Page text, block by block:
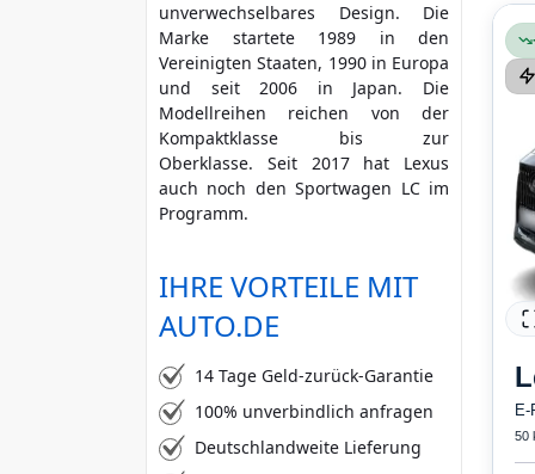
unverwechselbares Design. Die
Marke startete 1989 in den
Vereinigten Staaten, 1990 in Europa
und seit 2006 in Japan. Die
Modellreihen reichen von der
Kompaktklasse bis zur
Oberklasse. Seit 2017 hat Lexus
auch noch den Sportwagen LC im
Programm.
IHRE VORTEILE MIT
AUTO.DE
14 Tage Geld-zurück-Garantie
100% unverbindlich anfragen
Deutschlandweite Lieferung
50